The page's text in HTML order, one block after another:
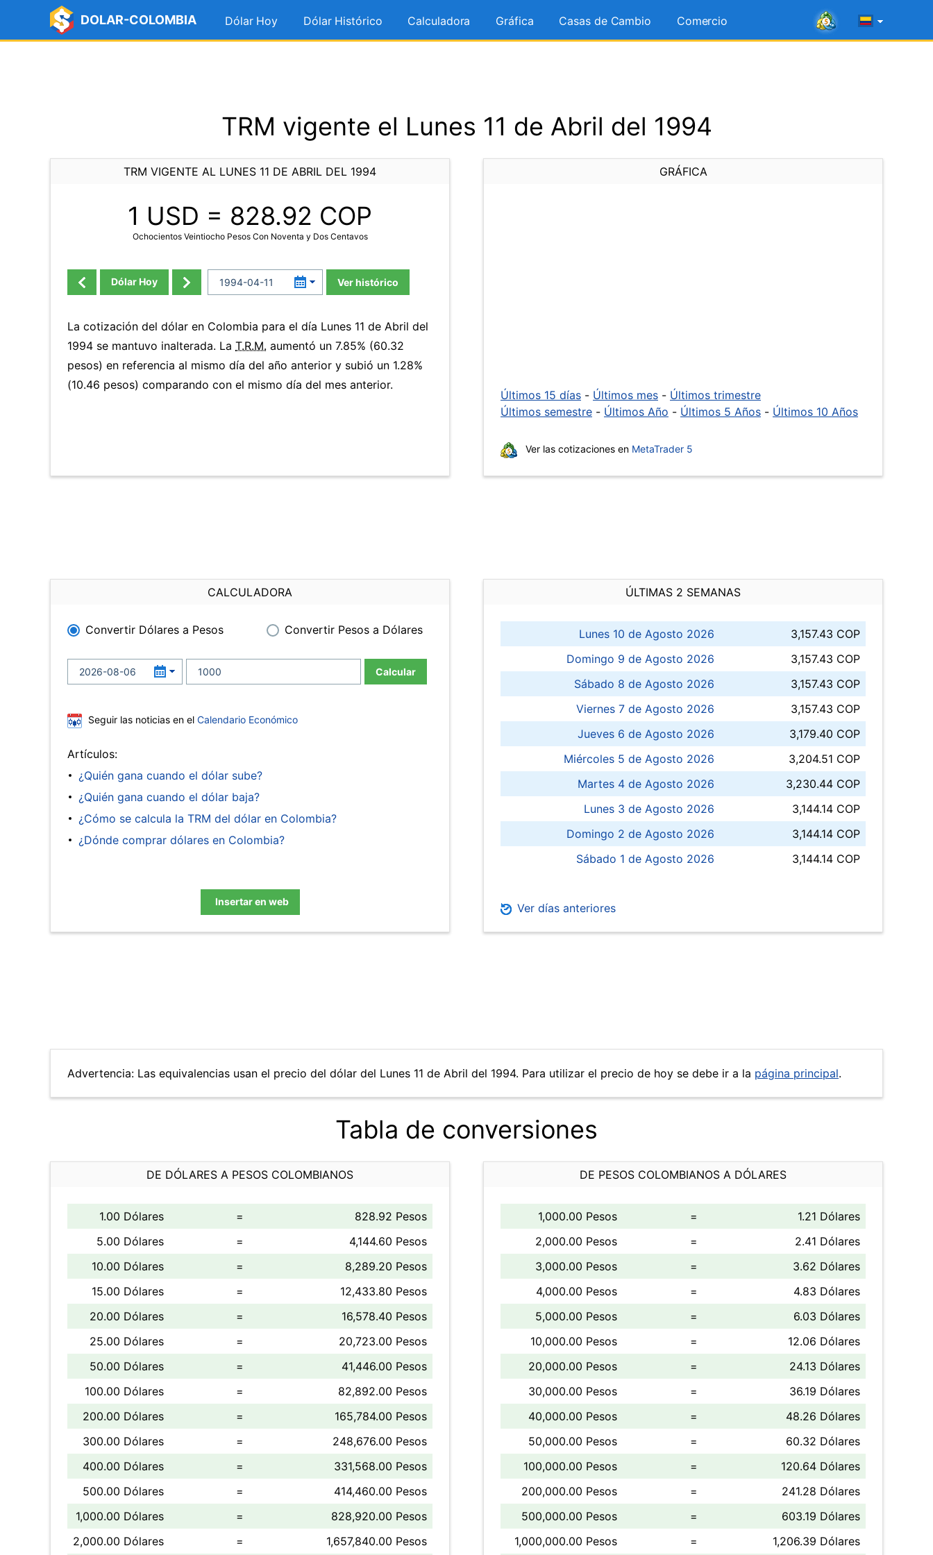
DOLAR-COLOMBIA Dólar Hoy Dólar Histórico Calculadora Gráfica Casas de Cambio Comercio
TRM vigente el Lunes 11 de Abril del 1994
TRM VIGENTE AL LUNES 11 DE ABRIL DEL 1994
1 USD = 828.92 COP
Ochocientos Veintiocho Pesos Con Noventa y Dos Centavos
Dólar Hoy Ver histórico
La cotización del dólar en Colombia para el día Lunes 11 de Abril del
1994 se mantuvo inalterada. La T.R.M. aumentó un 7.85% (60.32
pesos) en referencia al mismo día del año anterior y subió un 1.28%
(10.46 pesos) comparando con el mismo día del mes anterior.
GRÁFICA
Últimos 15 días - Últimos mes - Últimos trimestre
Últimos semestre - Últimos Año - Últimos 5 Años - Últimos 10 Años
Ver las cotizaciones en MetaTrader 5
CALCULADORA
Convertir Dólares a Pesos Convertir Pesos a Dólares
Calcular
Seguir las noticias en el Calendario Económico
Artículos:
¿Quién gana cuando el dólar sube?
¿Quién gana cuando el dólar baja?
¿Cómo se calcula la TRM del dólar en Colombia?
¿Dónde comprar dólares en Colombia?
Insertar en web
ÚLTIMAS 2 SEMANAS
Lunes 10 de Agosto 2026
3,157.43 COP
Domingo 9 de Agosto 2026
3,157.43 COP
Sábado 8 de Agosto 2026
3,157.43 COP
Viernes 7 de Agosto 2026
3,157.43 COP
Jueves 6 de Agosto 2026
3,179.40 COP
Miércoles 5 de Agosto 2026
3,204.51 COP
Martes 4 de Agosto 2026
3,230.44 COP
Lunes 3 de Agosto 2026
3,144.14 COP
Domingo 2 de Agosto 2026
3,144.14 COP
Sábado 1 de Agosto 2026
3,144.14 COP
Ver días anteriores
Advertencia: Las equivalencias usan el precio del dólar del Lunes 11 de Abril del 1994. Para utilizar el precio de hoy se debe ir a la página principal.
Tabla de conversiones
DE DÓLARES A PESOS COLOMBIANOS
1.00 Dólares =
828.92 Pesos
5.00 Dólares
=
4,144.60 Pesos
10.00 Dólares
=
8,289.20 Pesos
15.00 Dólares
=
12,433.80 Pesos
20.00 Dólares
=
16,578.40 Pesos
25.00 Dólares
=
20,723.00 Pesos
50.00 Dólares
=
41,446.00 Pesos
100.00 Dólares
=
82,892.00 Pesos
200.00 Dólares
=
165,784.00 Pesos
300.00 Dólares
=
248,676.00 Pesos
400.00 Dólares
=
331,568.00 Pesos
500.00 Dólares
=
414,460.00 Pesos
1,000.00 Dólares
=
828,920.00 Pesos
2,000.00 Dólares
= 1,657,840.00 Pesos
DE PESOS COLOMBIANOS A DÓLARES
1,000.00 Pesos =
1.21 Dólares
2,000.00 Pesos
=
2.41 Dólares
3,000.00 Pesos
=
3.62 Dólares
4,000.00 Pesos
=
4.83 Dólares
5,000.00 Pesos
=
6.03 Dólares
10,000.00 Pesos
=
12.06 Dólares
20,000.00 Pesos
=
24.13 Dólares
30,000.00 Pesos
=
36.19 Dólares
40,000.00 Pesos
=
48.26 Dólares
50,000.00 Pesos
=
60.32 Dólares
100,000.00 Pesos
=
120.64 Dólares
200,000.00 Pesos
=
241.28 Dólares
500,000.00 Pesos
=
603.19 Dólares
1,000,000.00 Pesos
= 1,206.39 Dólares